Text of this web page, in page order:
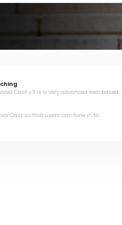
Cast v3 is a very advanced web based...
Cast so that users can tune in to...